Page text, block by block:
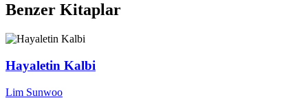
Benzer Kitaplar
Hayaletin Kalbi
Lim Sunwoo